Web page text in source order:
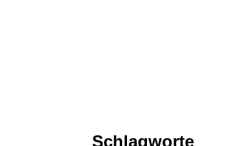
Schlagworte